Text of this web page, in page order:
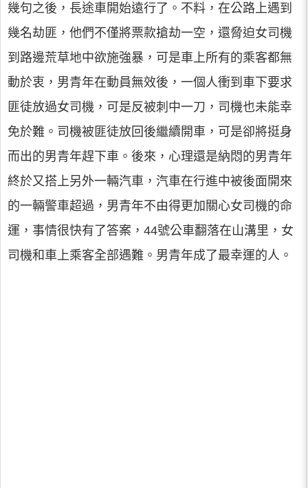
幾句之後，長途車開始遠行了。不料，在公路上遇到
幾名劫匪，他們不僅將票款搶劫一空，還脅迫女司機
到路邊荒草地中欲施強暴，可是車上所有的乘客都無
動於衷，男青年在動員無效後，一個人衝到車下要求
匪徒放過女司機，可是反被刺中一刀，司機也未能幸
免於難。司機被匪徒放回後繼續開車，可是卻將挺身
而出的男青年趕下車。後來，心理還是納悶的男青年
終於又搭上另外一輛汽車，汽車在行進中被後面開來
的一輛警車超過，男青年不由得更加關心女司機的命
運，事情很快有了答案，44號公車翻落在山溝里，女
司機和車上乘客全部遇難。男青年成了最幸運的人。